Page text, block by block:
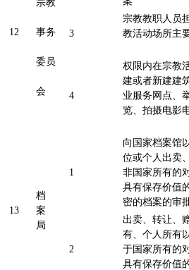
12
宗教
事务
委员
会
3
宗教教职人员
教活动场所主
4
权限内在宗教
建或者新建建
业服务网点、
览、拍摄电影
13
档
案
局
1
向国家档案馆
位或个人出卖
非国家所有的
具有保存价值
密的档案的
2
出卖、转让、
有、个人所有
于国家所有的
具有保存价值